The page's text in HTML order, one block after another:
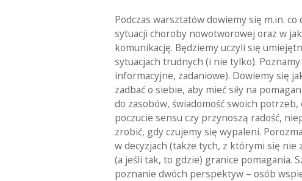
Podczas warsztatów dowiemy się m.in.
sytuacji choroby nowotworowej oraz w
komunikację. Będziemy uczyli się
sytuacjach trudnych (i nie tylko).
informacyjne, zadaniowe). Dowiemy się
zadbać o siebie, aby mieć siły na
do zasobów, świadomość swoich
poczucie sensu czy przynoszą radość,
zrobić, gdy czujemy się wypaleni.
w decyzjach (także tych, z którymi się
(a jeśli tak, to gdzie) granice pomagania.
poznanie dwóch perspektyw – osób